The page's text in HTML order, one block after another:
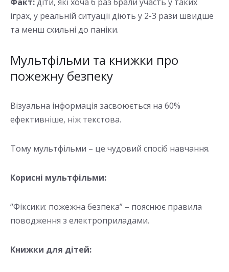
іграх, у реальній ситуації діють у 2-3 рази швидше
та менш схильні до паніки.
Мультфільми та книжки про
пожежну безпеку
Візуальна інформація засвоюється на 60%
ефективніше, ніж текстова.
Тому мультфільми – це чудовий спосіб навчання.
Корисні мультфільми:
“Фіксики: пожежна безпека” – пояснює правила
поводження з електроприладами.
Книжки для дітей: